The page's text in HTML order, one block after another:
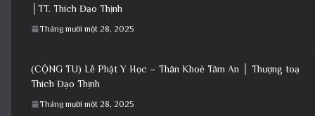
│TT. Thích Đạo Thịnh
Tháng mười một 28, 2025
(CỘNG TU) Lễ Phật Y Học – Thân Khoẻ Tâm An │ Thượng toạ
Thích Đạo Thịnh
Tháng mười một 28, 2025